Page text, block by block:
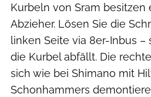
Kurbeln von Sram besitzen
Abzieher. Lösen Sie die
linken Seite via 8er-Inbus –
die Kurbel abfällt. Die
sich wie bei Shimano mit
Schonhammers